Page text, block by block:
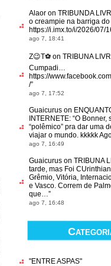
Alaor on TRIBUNDA
o creampie na barriga
https://i.imx.to/i/2026/07/
ago 7, 18:41
Z😉T⚽ on TRIBUNA
Cumpadi…
https://
/”
ago 7, 17:52
Guaicurus on
INTERNETE: “O Bonner,
“polêmico” pra dar uma
viajar o mundo. kkkkk
ago 7, 16:49
Guaicurus on TRIBUNA
tarde, mas Foi
Grêmio, Vitória,
e Vasco. Correm de
que…”
ago 7, 16:48
"ENTRE ASPAS"